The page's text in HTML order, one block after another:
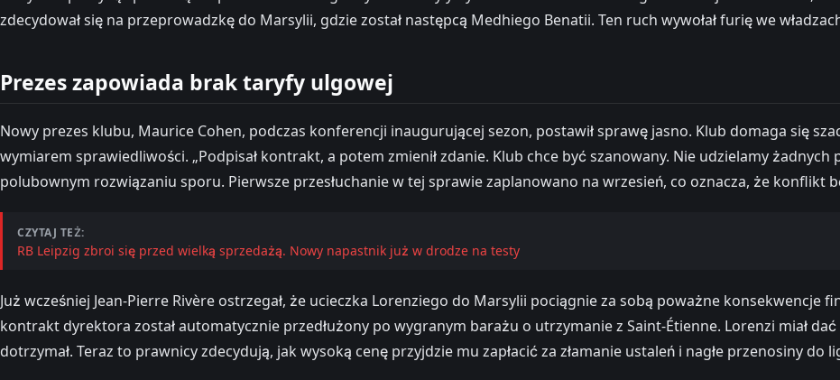
zdecydował się na przeprowadzkę do Marsylii, gdzie został następcą Medhiego Benatii. Ten ruch wywołał furię we
Prezes zapowiada brak taryfy ulgowej
Nowy prezes klubu, Maurice Cohen, podczas konferencji inaugurującej sezon, postawił sprawę jasno. Klub domaga się
wymiarem sprawiedliwości. „Podpisał kontrakt, a potem zmienił zdanie. Klub chce być szanowany. Nie udzielamy żadnych
polubownym rozwiązaniu sporu. Pierwsze przesłuchanie w tej sprawie zaplanowano na wrzesień, co oznacza, że konflikt
CZYTAJ TEŻ:
RB Leipzig zbroi się przed wielką sprzedażą. Nowy napastnik już w drodze na testy
Już wcześniej Jean-Pierre Rivère ostrzegał, że ucieczka Lorenziego do Marsylii pociągnie za sobą poważne konsekwencje
kontrakt dyrektora został automatycznie przedłużony po wygranym barażu o utrzymanie z Saint-Étienne. Lorenzi miał
dotrzymał. Teraz to prawnicy zdecydują, jak wysoką cenę przyjdzie mu zapłacić za złamanie ustaleń i nagłe przenosiny do